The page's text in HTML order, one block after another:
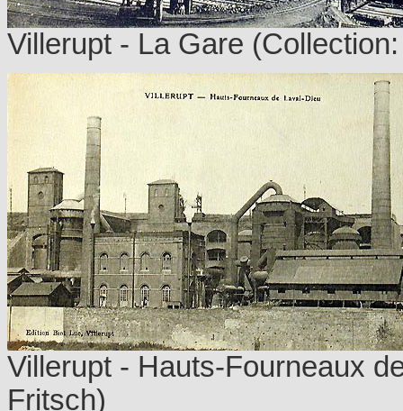
Villerupt - La Gare
Villerupt - Hauts-Fourneaux
Fritsch)